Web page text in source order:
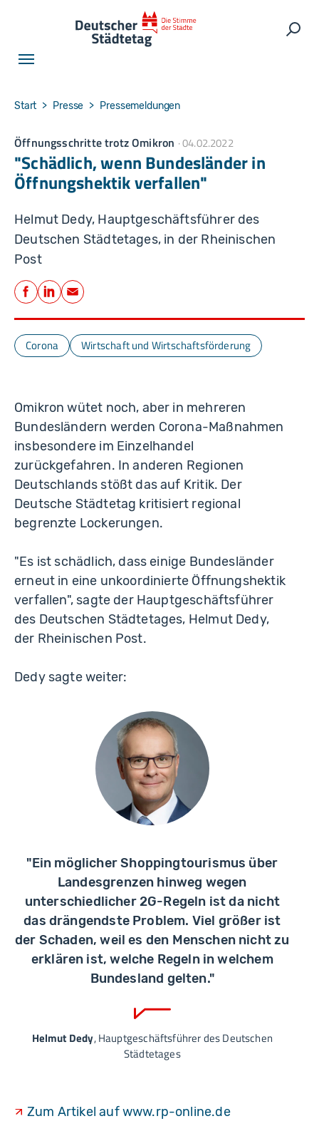
You are here:
Start Presse Pressemeldungen
Öffnungsschritte trotz Omikron 04.02.2022
"Schädlich, wenn Bundesländer in
Öffnungshektik verfallen"
Helmut Dedy, Hauptgeschäftsführer des
Deutschen Städtetages, in der Rheinischen
Post
Teilen
Facebook
LinkedIn
E-Mail
Corona Wirtschaft und Wirtschaftsförderung
Omikron wütet noch, aber in mehreren
Bundesländern werden Corona-Maßnahmen
insbesondere im Einzelhandel
zurückgefahren. In anderen Regionen
Deutschlands stößt das auf Kritik. Der
Deutsche Städtetag kritisiert regional
begrenzte Lockerungen.
"Es ist schädlich, dass einige Bundesländer
erneut in eine unkoordinierte Öffnungshektik
verfallen", sagte der Hauptgeschäftsführer
des Deutschen Städtetages, Helmut Dedy,
der Rheinischen Post.
Dedy sagte weiter:
"Ein möglicher Shoppingtourismus über
Landesgrenzen hinweg wegen
unterschiedlicher 2G-Regeln ist da nicht
das drängendste Problem. Viel größer ist
der Schaden, weil es den Menschen nicht zu
erklären ist, welche Regeln in welchem
Bundesland gelten."
Helmut Dedy, Hauptgeschäftsführer des Deutschen
Städtetages
Zum Artikel auf www.rp-online.de